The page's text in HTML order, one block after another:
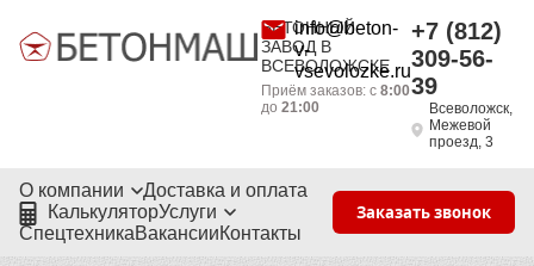
БЕТОННЫЙ
ЗАВОД В
ВСЕВОЛОЖСКЕ
info@beton-
v-
vsevolozke.ru
Приём заказов: с 8:00
до 21:00
+7 (812)
309-56-
39
Всеволожск,
Межевой
проезд, 3
О компании
Доставка и оплата
КалькуляторУслуги
СпецтехникаВакансииКонтакты
Заказать звонок